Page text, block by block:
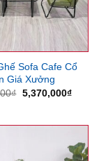
Sofa Cafe Cổ
Giá Xưởng
₫ Giá
5,370,000₫Giá